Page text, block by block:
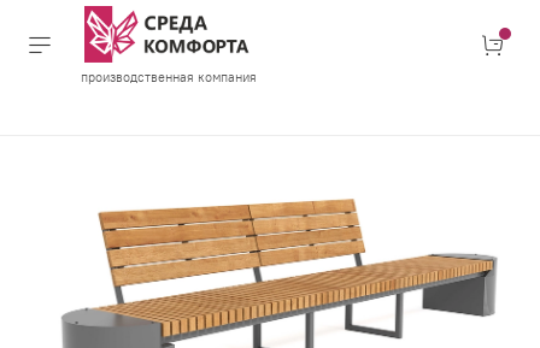
производственная компания